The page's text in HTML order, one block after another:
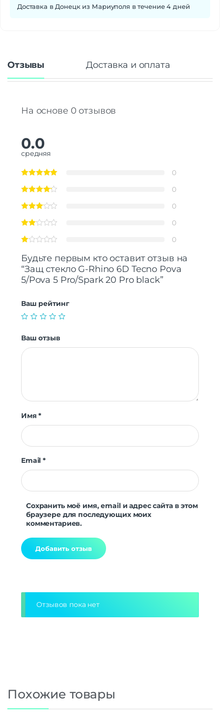
Доставка в Донецк из Мариуполя в течение 4 дней
Отзывы Доставка и оплата
На основе 0 отзывов
0.0
средняя
0
0
0
0
0
Будьте первым кто оставит отзыв на
“Защ стекло G-Rhino 6D Tecno Pova
5/Pova 5 Pro/Spark 20 Pro black”
Ваш рейтинг
Ваш отзыв
Имя*
Email*
Сохранить моё имя, email и адрес сайта в этом
браузере для последующих моих
комментариев.
Отзывов пока нет
Похожие товары